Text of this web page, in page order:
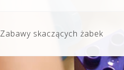
Zabawy skaczących żabek